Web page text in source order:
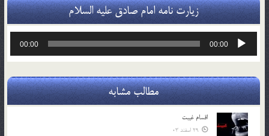
زیارت نامه امام صادق علیه السلام
پخش‌کننده
00:00
00:00
مطالب مشابه
اقسام غيبت
29 اسفند 03